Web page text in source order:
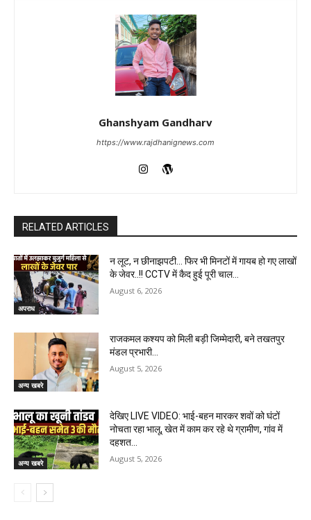
Ghanshyam Gandharv
https://www.rajdhanignews.com
RELATED ARTICLES
अपराध
न लूट, न छीनाझपटी… फिर भी मिनटों में गायब हो गए लाखों
के जेवर..!! CCTV में कैद हुई पूरी चाल…
August 6, 2026
अन्य खबरे
राजकमल कश्यप को मिली बड़ी जिम्मेदारी, बने तखतपुर
मंडल प्रभारी…
August 5, 2026
अन्य खबरे
देखिए LIVE VIDEO: भाई-बहन मारकर शवों को घंटों
नोचता रहा भालू, खेत में काम कर रहे थे ग्रामीण, गांव में
दहशत…
August 5, 2026